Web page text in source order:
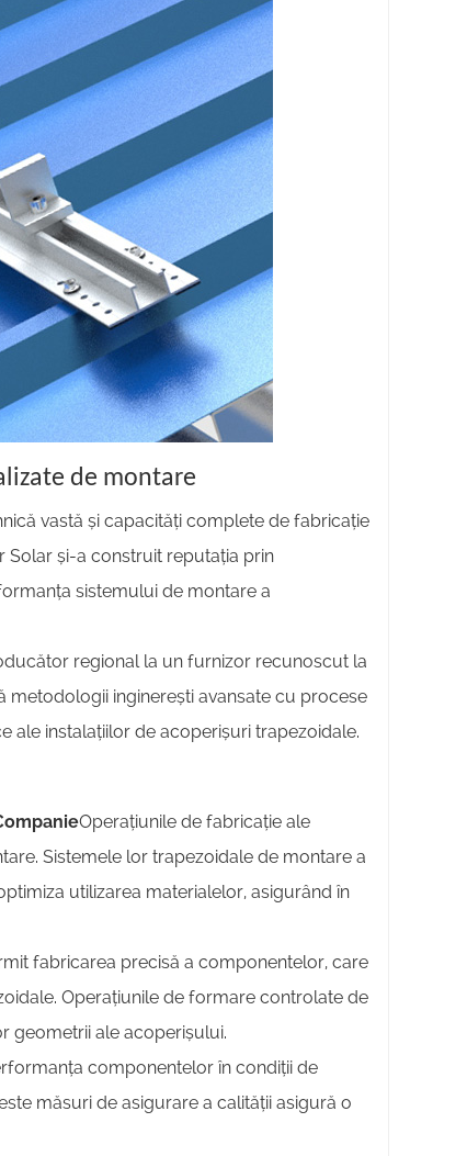
de montare
vastă și capacități complete de fabricație
Solar și-a construit reputația prin
sistemului de montare a
regional la un furnizor recunoscut la
metodologii inginerești avansate cu procese
ale instalațiilor de acoperișuri trapezoidale.
Operațiunile de fabricație ale
Sistemele lor trapezoidale de montare a
utilizarea materialelor, asigurând în
fabricarea precisă a componentelor, care
Operațiunile de formare controlate de
geometrii ale acoperișului.
componentelor în condiții de
măsuri de asigurare a calității asigură o